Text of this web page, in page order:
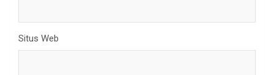
Situs Web